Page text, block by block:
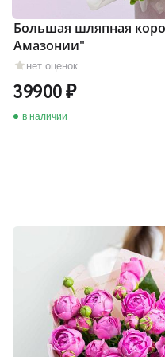
нет оценок
Большая шляпная
Амазонии"
39900
в наличии